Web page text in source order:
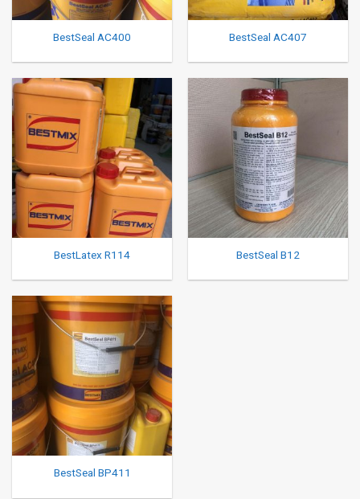
BestSeal AC400 BestSeal AC407
BestLatex R114 BestSeal B12
BestSeal BP411